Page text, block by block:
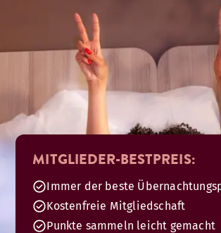
MITGLIEDER-BESTPREIS:
Immer der beste
Kostenfreie Mitgliedschaft
Punkte sammeln leicht gemacht